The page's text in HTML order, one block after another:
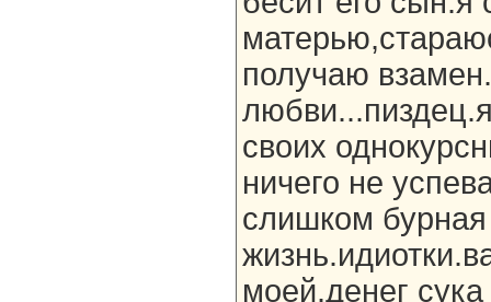
получаю
своих
ничего не
слишком
моей.денег сука